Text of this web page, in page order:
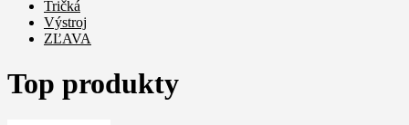
Tričká
Výstroj
ZĽAVA
Top produkty